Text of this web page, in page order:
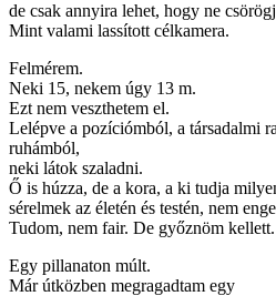
de csak annyira lehet, hogy ne
Mint valami lassított célkamera.
Felmérem.
Neki 15, nekem úgy 13 m.
Ezt nem veszthetem el.
Lelépve a pozíciómból, a társadalmi
ruhámból,
neki látok szaladni.
Ő is húzza, de a kora, a ki tudja
sérelmek az életén és testén, nem
Tudom, nem fair. De győznöm kellett.
Egy pillanaton múlt.
Már útközben megragadtam egy